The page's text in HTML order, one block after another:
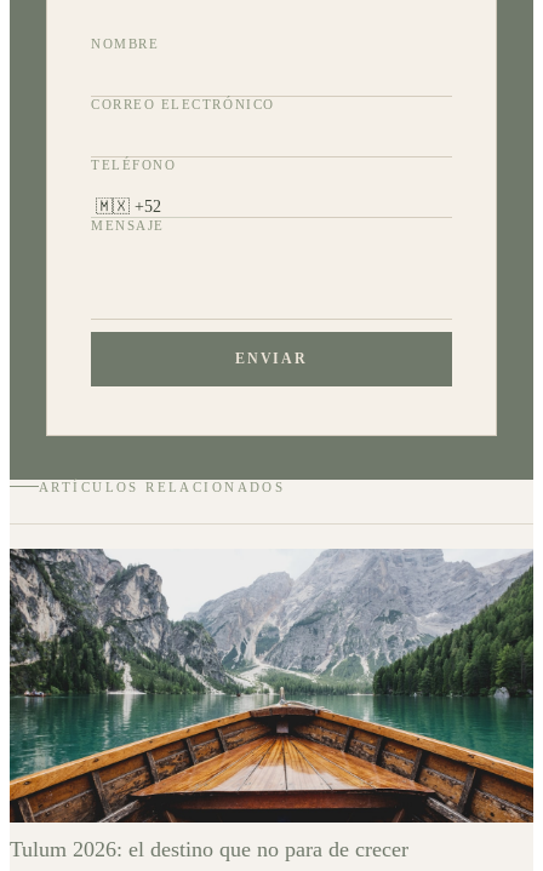
NOMBRE
CORREO ELECTRÓNICO
TELÉFONO
MENSAJE
ENVIAR
ARTÍCULOS RELACIONADOS
Tulum 2026: el destino que no para de crecer